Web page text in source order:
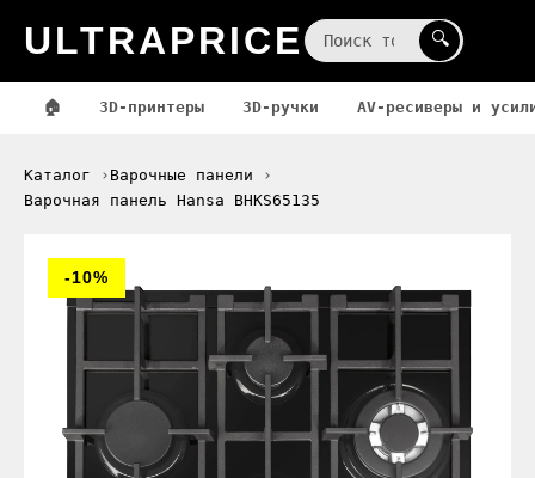
ULTRAPRICE 🔍
🏠 3D-принтеры 3D-ручки AV-ресиверы и
Каталог
Варочные панели
Варочная панель Hansa BHKS65135
-10%